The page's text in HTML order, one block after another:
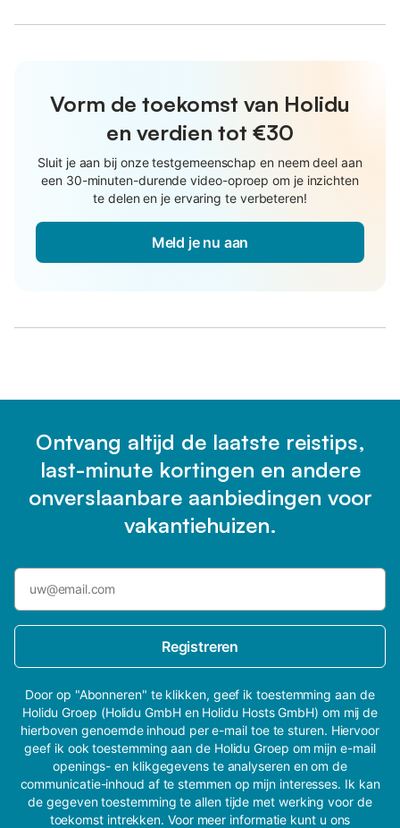
Vorm de toekomst van Holidu
en verdien tot €30
Sluit je aan bij onze testgemeenschap en neem deel aan
een 30-minuten-durende video-oproep om je inzichten
te delen en je ervaring te verbeteren!
Meld je nu aan
Ontvang altijd de laatste reistips,
last-minute kortingen en andere
onverslaanbare aanbiedingen voor
vakantiehuizen.
Registreren
Door op "Abonneren" te klikken, geef ik toestemming aan de
Holidu Groep (Holidu GmbH en Holidu Hosts GmbH) om mij de
hierboven genoemde inhoud per e-mail toe te sturen. Hiervoor
geef ik ook toestemming aan de Holidu Groep om mijn e-mail
openings- en klikgegevens te analyseren en om de
communicatie-inhoud af te stemmen op mijn interesses. Ik kan
de gegeven toestemming te allen tijde met werking voor de
toekomst intrekken. Voor meer informatie kunt u ons